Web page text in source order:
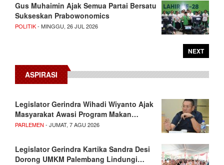
Gus Muhaimin Ajak Semua Partai Bersatu
Sukseskan Prabowonomics
POLITIK- MINGGU, 26 JUL 2026
NEXT
ASPIRASI
Legislator Gerindra Wihadi Wiyanto Ajak
Masyarakat Awasi Program Makan…
PARLEMEN - JUMAT, 7 AGU 2026
Legislator Gerindra Kartika Sandra Desi
Dorong UMKM Palembang Lindungi…